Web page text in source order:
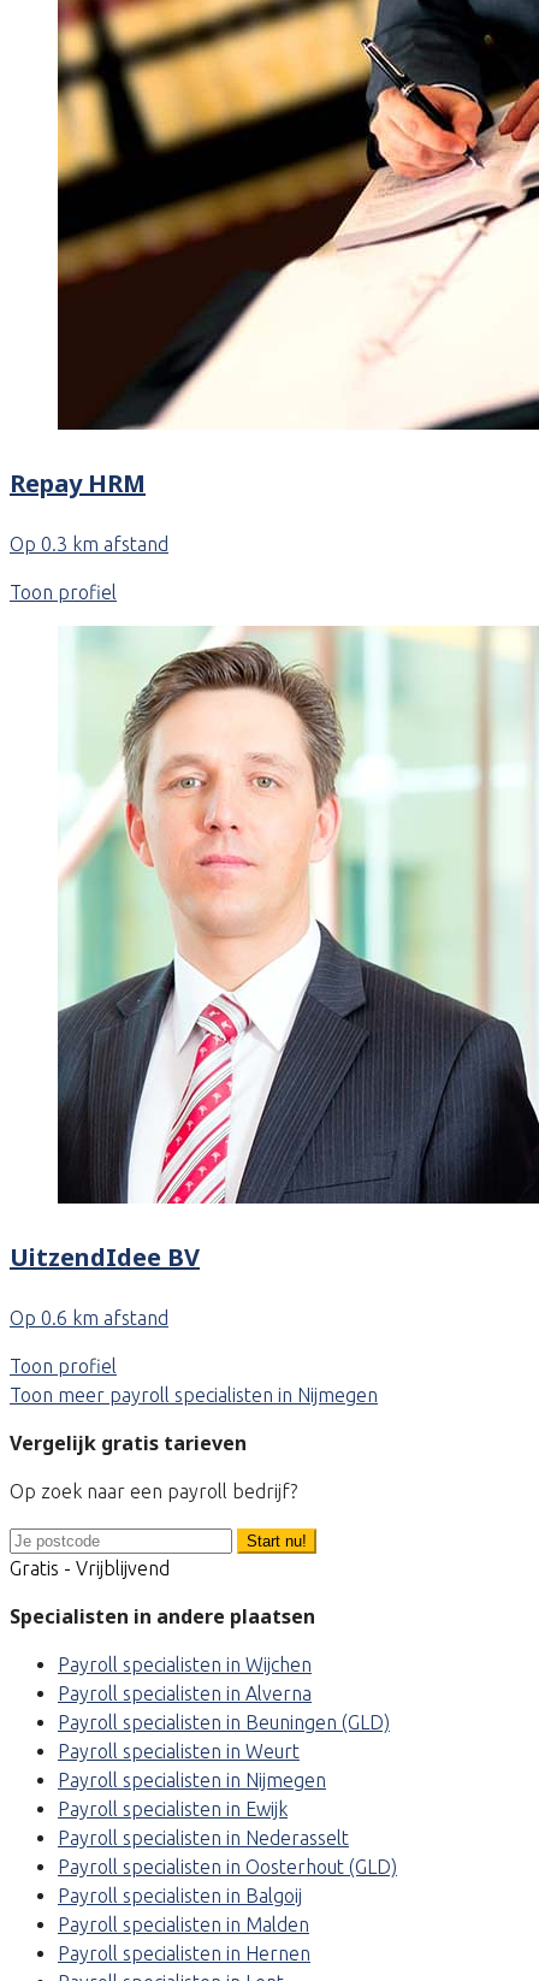
Repay HRM
Op 0.3 km afstand
Toon profiel
UitzendIdee BV
Op 0.6 km afstand
Toon profiel
Toon meer payroll specialisten in Nijmegen
Vergelijk gratis tarieven
Op zoek naar een payroll bedrijf?
Start nu!
Gratis - Vrijblijvend
Specialisten in andere plaatsen
Payroll specialisten in Wijchen
Payroll specialisten in Alverna
Payroll specialisten in Beuningen (GLD)
Payroll specialisten in Weurt
Payroll specialisten in Nijmegen
Payroll specialisten in Ewijk
Payroll specialisten in Nederasselt
Payroll specialisten in Oosterhout (GLD)
Payroll specialisten in Balgoij
Payroll specialisten in Malden
Payroll specialisten in Hernen